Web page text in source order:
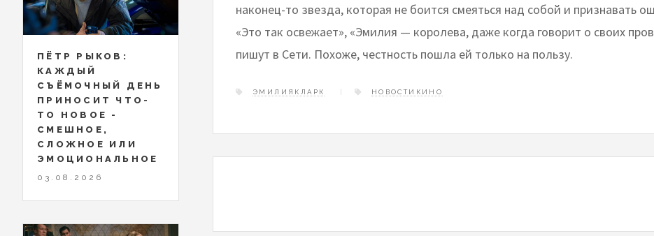
наконец-то звезда, которая не боится смеяться над собой и признавать
«Это так освежает», «Эмилия — королева, даже когда говорит о своих
пишут в Сети. Похоже, честность пошла ей только на пользу.
ЭМИЛИЯКЛАРК НОВОСТИКИНО
ПЁТР РЫКОВ:
КАЖДЫЙ
СЪЁМОЧНЫЙ ДЕНЬ
ПРИНОСИТ ЧТО-
ТО НОВОЕ -
СМЕШНОЕ,
СЛОЖНОЕ ИЛИ
ЭМОЦИОНАЛЬНОЕ
03.08.2026